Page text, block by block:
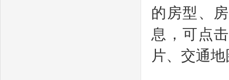
的房型、
息，可点
片、交通